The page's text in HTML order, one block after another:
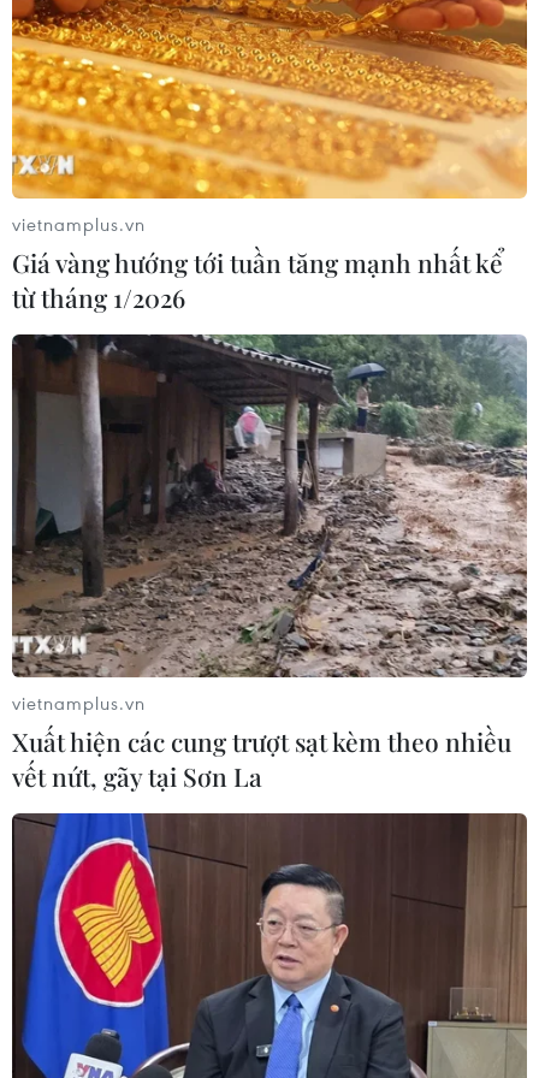
05/08/2026 15:07
Xem thêm
Tổng Biên tập: TRẦN TIẾN DUẨN
Phó Tổng Biên tập: NGUYỄN THỊ TÁM, KHÚC THANH
Sở hữu trí tuệ
Quy định sử dụng
RSS
Hỗ trợ
Ngôn ngữ
TTXVN
Dịch vụ tin
Quảng cáo
Liên hệ
cấp ngày 11/9/2008.
Quảng cáo: Phó TBT Nguyễn Thị Tám: 093.5958688, Email:
tamvna@gmail.com
Điện thoại: (024) 39411349 - (024) 39411348, Fax: (024)
39411348
Email: vietnamplus2008@gmail.com
© Bản quyền thuộc về VietnamPlus, TTXVN. Cấm sao chép dưới
mọi hình thức nếu không có sự chấp thuận bằng văn bản.
vietnamplus.vn
Giá vàng hướng tới tuần tăng mạnh nhất kể
từ tháng 1/2026
vietnamplus.vn
Xuất hiện các cung trượt sạt kèm theo nhiều
vết nứt, gãy tại Sơn La